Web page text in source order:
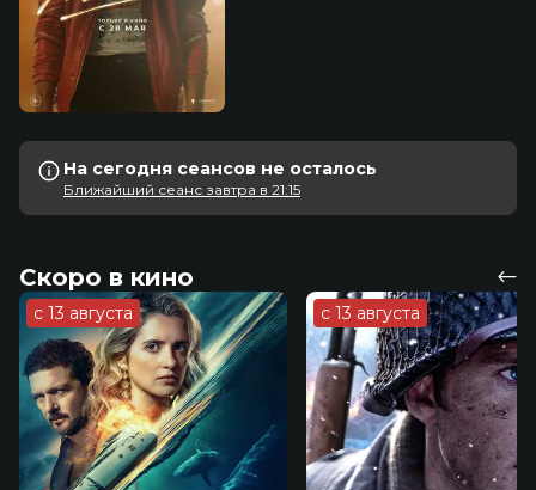
На сегодня сеансов не осталось
Ближайший сеанс завтра в 21:15
Скоро в кино
с 13 августа с 13 августа